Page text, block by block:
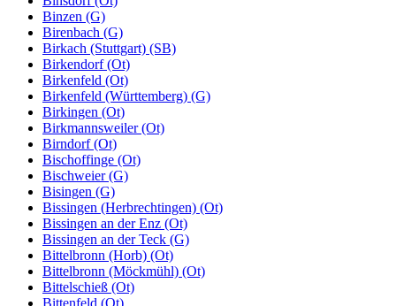
Binzen (G)
Birenbach (G)
Birkach (Stuttgart) (SB)
Birkendorf (Ot)
Birkenfeld (Ot)
Birkenfeld (Württemberg) (G)
Birkingen (Ot)
Birkmannsweiler (Ot)
Birndorf (Ot)
Bischoffinge (Ot)
Bischweier (G)
Bisingen (G)
Bissingen (Herbrechtingen) (Ot)
Bissingen an der Enz (Ot)
Bissingen an der Teck (G)
Bittelbronn (Horb) (Ot)
Bittelbronn (Möckmühl) (Ot)
Bittelschieß (Ot)
Bittenfeld (Ot)